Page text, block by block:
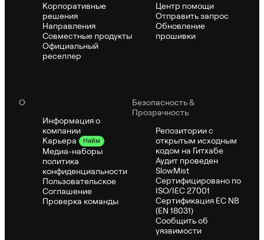
Корпоративные
решения
Направления
Совместные продукты
Официальный
реселлер
Центр помощи
Отправить запрос
Обновление
прошивки
О
Информация о
компании
Карьера
Найм
Медиа-наборы
политика
конфиденциальности
Пользовательское
Соглашение
Проверка команды
Безопасность &
Прозрачность
Репозитории с
открытым исходным
кодом на Гитхабе
Аудит проведен
SlowMist
Сертифицировано по
ISO/IEC 27001
Сертификация ЕС NB
(EN 18031)
Сообщить об
уязвимости